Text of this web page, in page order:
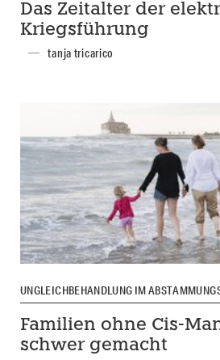
Das Zeitalter der
Kriegsführung
tanja tricarico
UNGLEICHBEHANDLUNG IM
Familien ohne Cis-
schwer gemacht